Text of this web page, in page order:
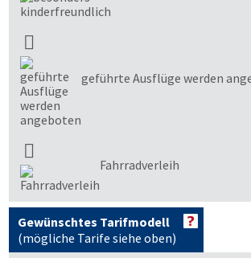
geführte Ausflüge werden
Fahrradverleih
Gewünschtes Tarifmodell
(mögliche Tarife siehe oben)